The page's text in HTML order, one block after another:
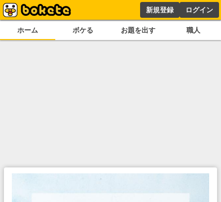
新規登録 ログイン
ホーム ボケる お題を出す 職人